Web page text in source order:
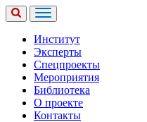
Институт
Эксперты
Спецпроекты
Мероприятия
Библиотека
О проекте
Контакты